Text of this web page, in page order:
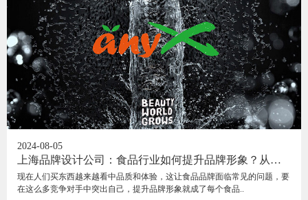
2024-08-05
上海品牌设计公司：食品行业如何提升品牌形象？从哪
些方面入手？
现在人们买东西越来越看中品质和体验，这让食品品牌面临常见的问题，要
在这么多竞争对手中突出自己，提升品牌形象就成了每个食品..